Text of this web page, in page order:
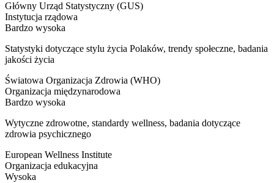
Główny Urząd Statystyczny (GUS)
Instytucja rządowa
Bardzo wysoka
Statystyki dotyczące stylu życia Polaków, trendy społeczne, badania
jakości życia
Światowa Organizacja Zdrowia (WHO)
Organizacja międzynarodowa
Bardzo wysoka
Wytyczne zdrowotne, standardy wellness, badania dotyczące
zdrowia psychicznego
European Wellness Institute
Organizacja edukacyjna
Wysoka